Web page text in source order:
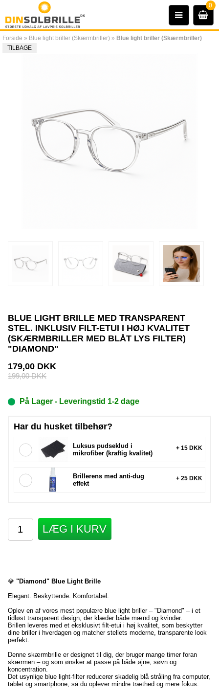
0
Forside » Blue light briller (Skærmbriller) » Blue light briller (Skærmbriller)
TILBAGE
BLUE LIGHT BRILLE MED TRANSPARENT
STEL. INKLUSIV FILT-ETUI I HØJ KVALITET
(SKÆRMBRILLER MED BLÅT LYS FILTER)
"DIAMOND"
179,00DKK
199,00DKK
På Lager - Leveringstid 1-2 dage
Har du husket tilbehør?
Luksus pudseklud i
mikrofiber (kraftig kvalitet)
+ 15 DKK
Brillerens med anti-dug
effekt
+ 25 DKK
LÆG I KURV
💎 "Diamond" Blue Light Brille
Elegant. Beskyttende. Komfortabel.
Oplev en af vores mest populære blue light briller – "Diamond" – i et
tidløst transparent design, der klæder både mænd og kvinder.
Brillen leveres med et eksklusivt filt-etui i høj kvalitet, som beskytter
dine briller i hverdagen og matcher stellets moderne, transparente look
perfekt.
Denne skærmbrille er designet til dig, der bruger mange timer foran
skærmen – og som ønsker at passe på både øjne, søvn og
koncentration.
Det usynlige blue light-filter reducerer skadelig blå stråling fra computer,
tablet og smartphone, så du oplever mindre træthed og mere fokus.